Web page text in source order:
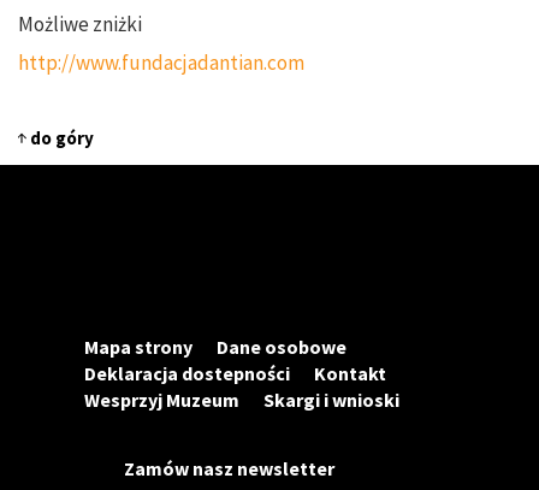
Możliwe zniżki
http://www.fundacjadantian.com
do góry
Mapa strony
Dane osobowe
Deklaracja dostepności
Kontakt
Wesprzyj Muzeum
Skargi i wnioski
Zamów nasz newsletter